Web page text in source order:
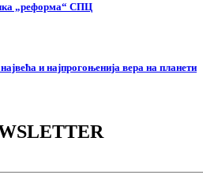
„реформа“ СПЦ
и најпрогоњенија вера на планети